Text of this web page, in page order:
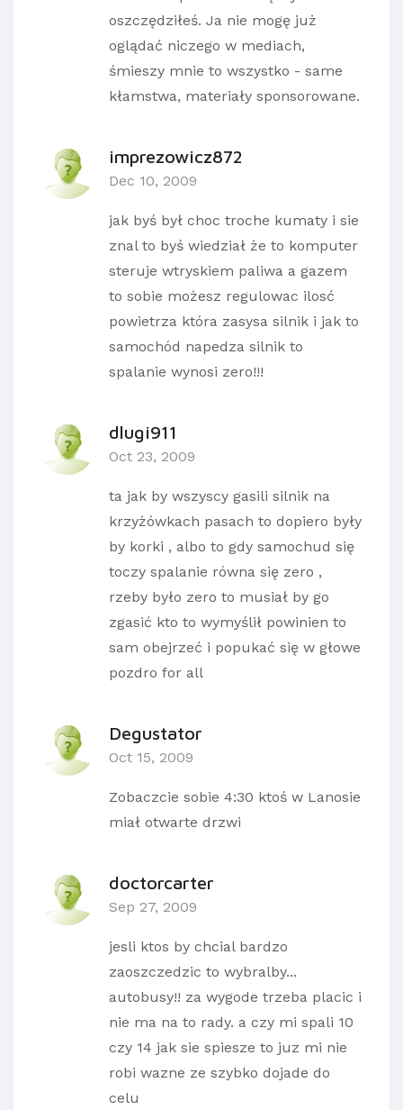
oszczędziłeś. Ja nie mogę już
oglądać niczego w mediach,
śmieszy mnie to wszystko - same
kłamstwa, materiały sponsorowane.
imprezowicz872
Dec 10, 2009
jak byś był choc troche kumaty i sie
znal to byś wiedział że to komputer
steruje wtryskiem paliwa a gazem
to sobie możesz regulowac ilosć
powietrza która zasysa silnik i jak to
samochód napedza silnik to
spalanie wynosi zero!!!
dlugi911
Oct 23, 2009
ta jak by wszyscy gasili silnik na
krzyżówkach pasach to dopiero były
by korki , albo to gdy samochud się
toczy spalanie równa się zero ,
rzeby było zero to musiał by go
zgasić kto to wymyślił powinien to
sam obejrzeć i popukać się w głowe
pozdro for all
Degustator
Oct 15, 2009
Zobaczcie sobie 4:30 ktoś w Lanosie
miał otwarte drzwi
doctorcarter
Sep 27, 2009
jesli ktos by chcial bardzo
zaoszczedzic to wybralby...
autobusy!! za wygode trzeba placic i
nie ma na to rady. a czy mi spali 10
czy 14 jak sie spiesze to juz mi nie
robi wazne ze szybko dojade do
celu